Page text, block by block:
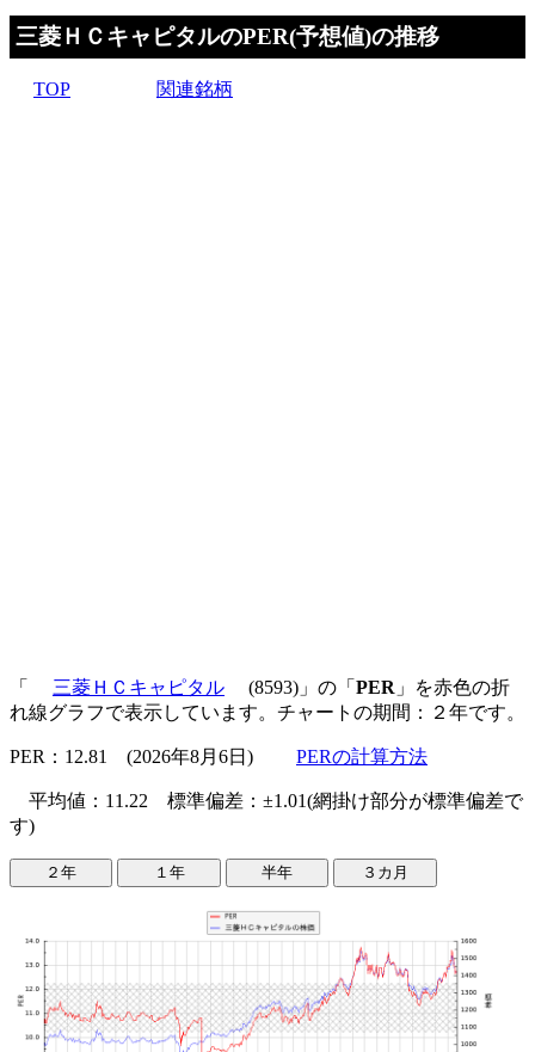
三菱ＨＣキャピタルのPER(予想値)の推移
TOP 関連銘柄
「 三菱ＨＣキャピタル (8593)」の「 PER 」を赤色の折
れ線グラフで表示しています。チャートの期間：２年です。
PER：12.81 (2026年8月6日) PERの計算方法
平均値：11.22 標準偏差：±1.01(網掛け部分が標準偏差で
す)